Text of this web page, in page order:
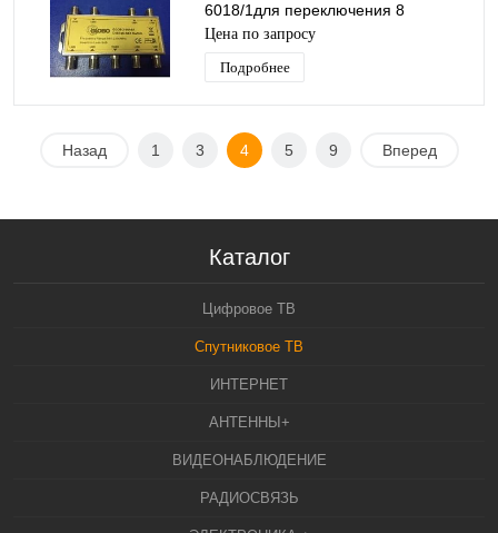
6018/1для переключения 8
конвертеров одним ресивером
(приставкой)
Цена по запросу
Подробнее
Назад 1 3 4 5 9 Вперед
Каталог
Цифровое ТВ
Спутниковое ТВ
ИНТЕРНЕТ
АНТЕННЫ+
ВИДЕОНАБЛЮДЕНИЕ
РАДИОСВЯЗЬ